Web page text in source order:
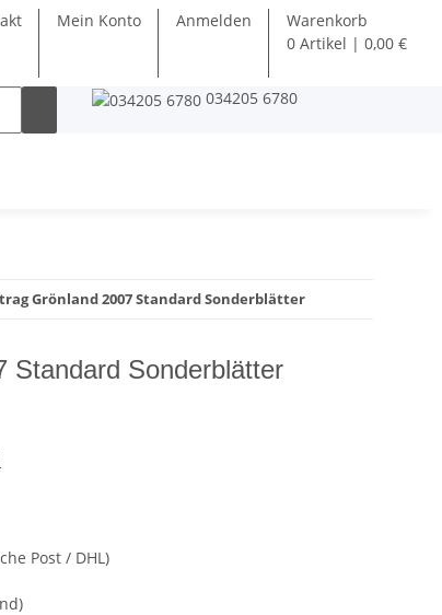
Mein Konto Anmelden
Warenkorb
0 Artikel | 0,00 €
034205 6780
Grönland 2007 Standard Sonderblätter
Standard Sonderblätter
Post / DHL)